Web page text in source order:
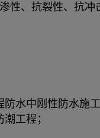
性、抗裂性、抗冲
水中刚性防水施工
工程；